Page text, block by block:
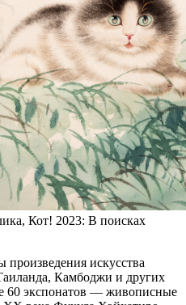
Кот! 2023: В поисках
искусства
Камбоджи и других
60 экспонатов — живописные